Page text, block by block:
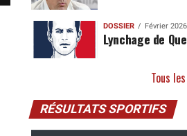
DOSSIER Février 2026
Lynchage de
Tous
RÉSULTATS SPORTIFS